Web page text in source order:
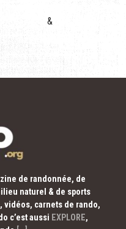
&
de randonnée, de
naturel & de sports
vidéos, carnets de rando,
c’est aussi EXPLORE,